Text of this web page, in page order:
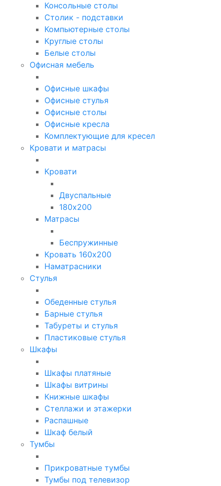
Консольные столы
Столик - подставки
Компьютерные столы
Круглые столы
Белые столы
Офисная мебель
Офисные шкафы
Офисные стулья
Офисные столы
Офисные кресла
Комплектующие для кресел
Кровати и матрасы
Кровати
Двуспальные
180х200
Матрасы
Беспружинные
Кровать 160х200
Наматрасники
Стулья
Обеденные стулья
Барные стулья
Табуреты и стулья
Пластиковые стулья
Шкафы
Шкафы платяные
Шкафы витрины
Книжные шкафы
Стеллажи и этажерки
Распашные
Шкаф белый
Тумбы
Прикроватные тумбы
Тумбы под телевизор